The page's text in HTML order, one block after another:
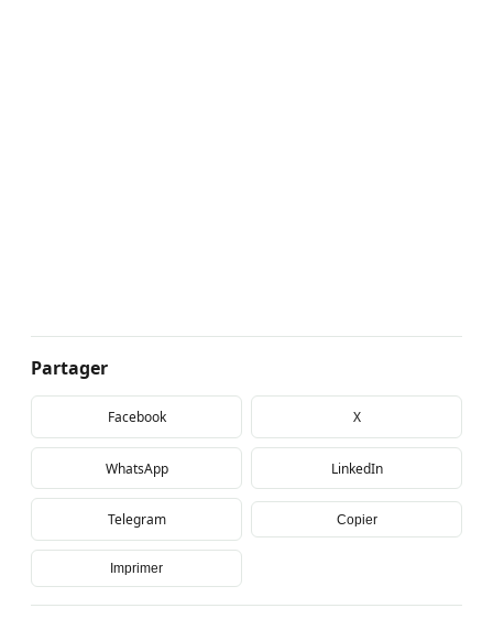
Partager
Facebook X
WhatsApp LinkedIn
Telegram Copier
Imprimer